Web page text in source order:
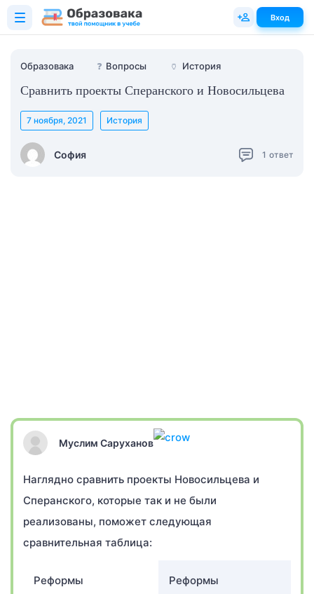
Образовака ❓ Вопросы 🏺 История
Сравнить проекты Сперанского и Новосильцева
София
7 ноября, 2021 История
1 ответ
Муслим Саруханов
Наглядно сравнить проекты Новосильцева и
Сперанского, которые так и не были
реализованы, поможет следующая
сравнительная таблица:
Реформы
Реформы
Вход